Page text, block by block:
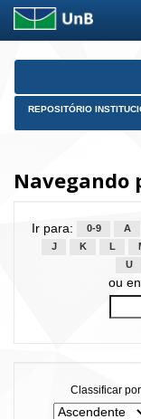
Skip
REPOSITÓRIO
Navegando
Ir para: 0-9 A
J
K L
U
ou
Classificar